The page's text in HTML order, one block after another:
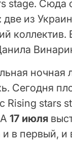
stage. Сюда
две из
коллектив.
ночная
Сегодня
Rising stars
А17 июля
в первый, и